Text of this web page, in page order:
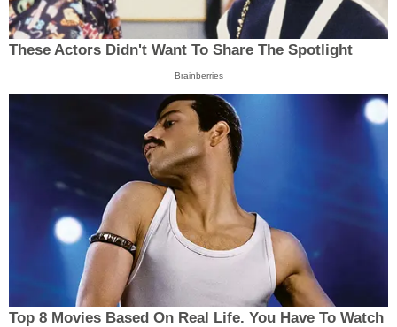
These Actors Didn't Want To Share The Spotlight
Brainberries
Top 8 Movies Based On Real Life. You Have To Watch